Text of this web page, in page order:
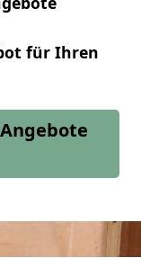
für Ihren